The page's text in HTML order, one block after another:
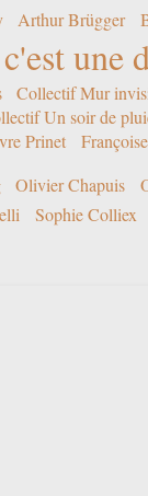
Arthur Brügger
une
Collectif Mur
Un soir de
Prinet
Olivier Chapuis
Sophie Colliex